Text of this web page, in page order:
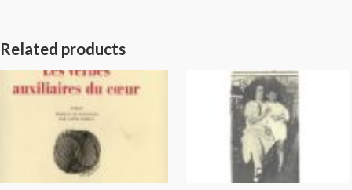
Related products